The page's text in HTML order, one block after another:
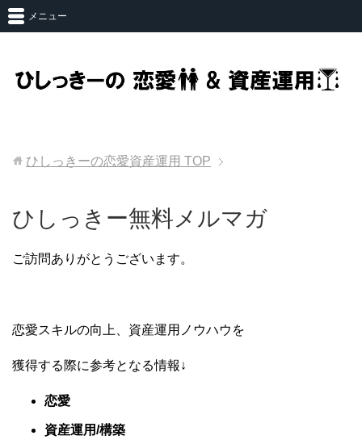
メニュー
ひしっきーの恋愛資産運用 TOP
ひしっきー無料メルマガ
ご訪問ありがとうございます。
恋愛スキルの向上、資産運用ノウハウを
獲得する際に参考となる情報↓
恋愛
資産運用/構築